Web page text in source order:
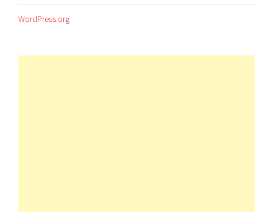
WordPress.org